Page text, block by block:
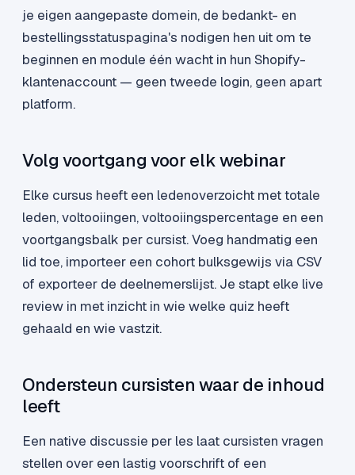
je eigen aangepaste domein, de bedankt- en
bestellingsstatuspagina's nodigen hen uit om te
beginnen en module één wacht in hun Shopify-
klantenaccount — geen tweede login, geen apart
platform.
Volg voortgang voor elk webinar
Elke cursus heeft een ledenoverzoicht met totale
leden, voltooiingen, voltooiingspercentage en een
voortgangsbalk per cursist. Voeg handmatig een
lid toe, importeer een cohort bulksgewijs via CSV
of exporteer de deelnemerslijst. Je stapt elke live
review in met inzicht in wie welke quiz heeft
gehaald en wie vastzit.
Ondersteun cursisten waar de inhoud
leeft
Een native discussie per les laat cursisten vragen
stellen over een lastig voorschrift of een